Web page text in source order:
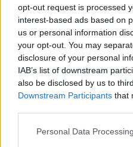
opt-out request is processed
interest-based ads based on
us or personal information
your opt-out. You may
disclosure of your personal
IAB’s list of downstream
also be disclosed by us to
Downstream Participants that
Personal Data
16.
S A R G
Desafío 7
1. A M E
S
2.
A S U M
E
3.
E M U L
L A M
E